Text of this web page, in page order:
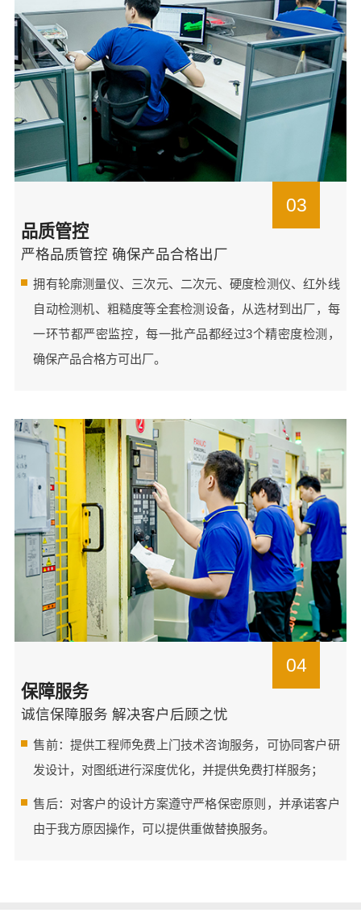
03
品质管控
严格品质管控 确保产品合格出厂
拥有轮廓测量仪、三次元、二次元、硬度检测仪、红外线
自动检测机、粗糙度等全套检测设备，从选材到出厂，每
一环节都严密监控，每一批产品都经过3个精密度检测，
确保产品合格方可出厂。
04
保障服务
诚信保障服务 解决客户后顾之忧
售前：提供工程师免费上门技术咨询服务，可协同客户研
发设计，对图纸进行深度优化，并提供免费打样服务；
售后：对客户的设计方案遵守严格保密原则，并承诺客户
由于我方原因操作，可以提供重做替换服务。